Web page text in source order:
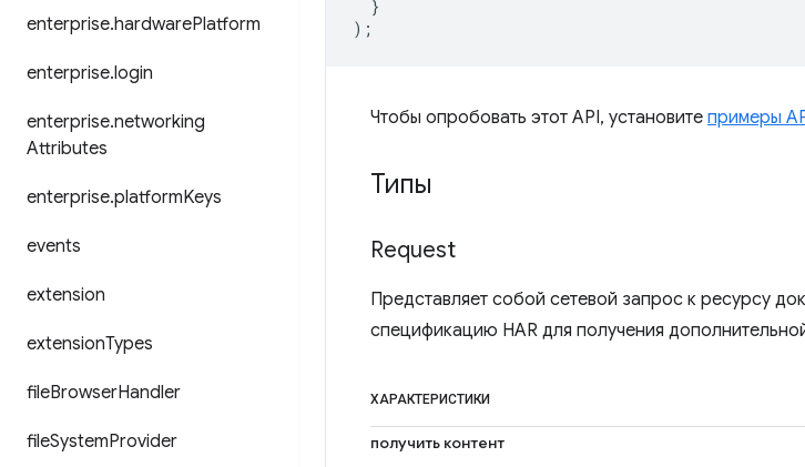
enterprise.hardwarePlatform
enterprise.login
enterprise.networking
Attributes
enterprise.platformKeys
events
extension
extensionTypes
fileBrowserHandler
fileSystemProvider
}
);
Чтобы опробовать этот API, установите примеры
Типы
Request
Представляет собой сетевой запрос к ресурсу
спецификацию HAR для получения
ХАРАКТЕРИСТИКИ
получить контент